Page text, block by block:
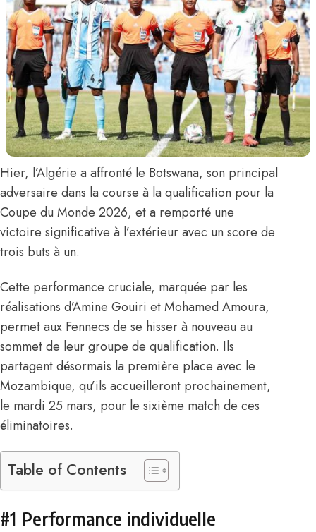
Hier, l’Algérie a affronté le Botswana, son principal
adversaire dans la course à la qualification pour la
Coupe du Monde 2026, et a remporté une
victoire significative à l’extérieur avec un score de
trois buts à un.
Cette performance cruciale, marquée par les
réalisations d’Amine Gouiri etMohamed Amoura,
permet aux Fennecs de se hisser à nouveau au
sommet de leur groupe de qualification. Ils
partagent désormais la première place avec le
Mozambique, qu’ils accueilleront prochainement,
le mardi 25 mars, pour le sixième match de ces
éliminatoires.
Table of Contents
#1 Performance individuelle